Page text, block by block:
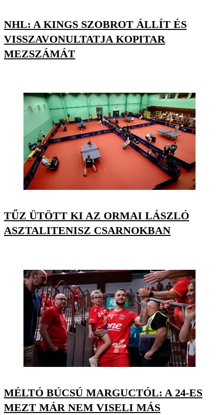
NHL: A KINGS SZOBROT ÁLLÍT ÉS
VISSZAVONULTATJA KOPITAR
MEZSZÁMÁT
TŰZ ÜTÖTT KI AZ ORMAI LÁSZLÓ
ASZTALITENISZ CSARNOKBAN
MÉLTÓ BÚCSÚ MARGUCTÓL: A 24-ES
MEZT MÁR NEM VISELI MÁS